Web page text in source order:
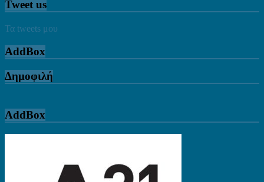
Tweet us
Τα tweets μου
AddBox
Δημοφιλή
AddBox